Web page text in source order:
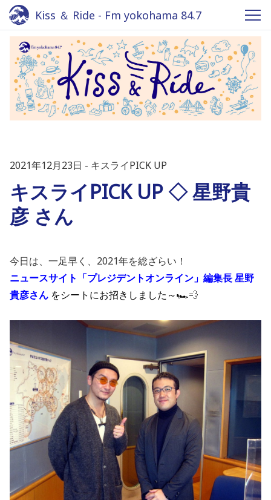
Kiss ＆ Ride - Fm yokohama 84.7
2021年12月23日 キスライPICK UP
キスライPICK UP ◇ 星野貴
彦 さん
今日は、一足早く、2021年を総ざらい！
ニュースサイト「プレジデントオンライン」編集長 星野
貴彦さん をシートにお招きしました～🏎💨